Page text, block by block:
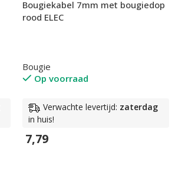
Bougiekabel 7mm met bougiedop
rood ELEC
Bougie
Op voorraad
Verwachte levertijd: zaterdag
in huis!
7,79